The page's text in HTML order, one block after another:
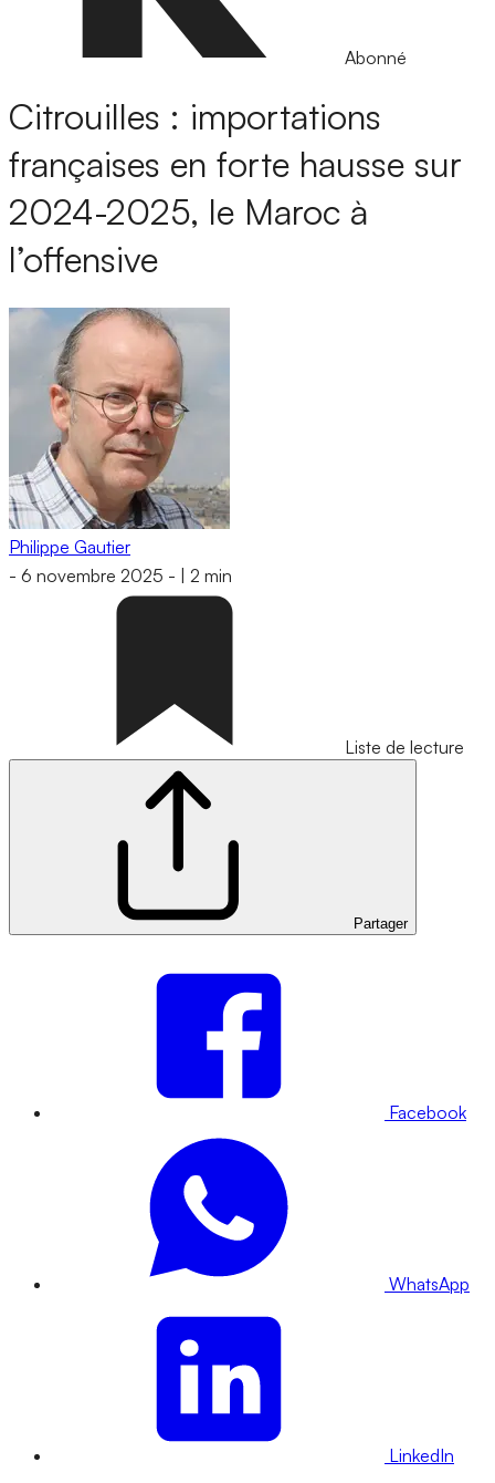
Abonné
Citrouilles : importations
françaises en forte hausse sur
2024-2025, le Maroc à
l’offensive
Philippe Gautier
- 6 novembre 2025 - 2 min
Liste de lecture
Partager
Facebook
WhatsApp
LinkedIn